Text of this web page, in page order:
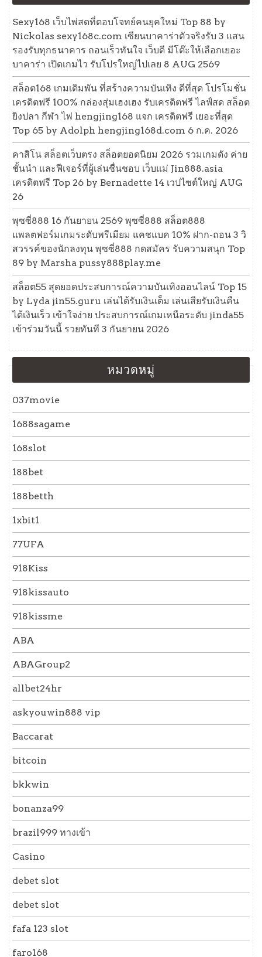
Sexy168 เว็บไพ่สดที่ตอบโจทย์คนยุคใหม่ Top 88 by
Nickolas sexy168c.com เซียนบาคาร่าตัวจริงรับ 3 แสน
รองรับทุกธนาคาร ถอนเร็วทันใจ เว็บดี มีโต๊ะให้เลือกเยอะ
บาคาร่า เปิดเกมไว รับโปรใหญ่ไปเลย 8 AUG 2569
สล็อต168 เกมเดิมพัน ที่สร้างความบันเทิง ดีที่สุด โปรโมชั่น
เครดิตฟรี 100% กล่องสุ่มเฮงเฮง รับเครดิตฟรี ไลฟ์สด สล็อต
ยิงปลา กีฬา ไพ่ hengjing168 แจก เครดิตฟรี เยอะที่สุด
Top 65 by Adolph hengjing168d.com 6 ก.ค. 2026
คาสิโน สล็อตเว็บตรง สล็อตยอดนิยม 2026 รวมเกมดัง ค่าย
ชั้นนำ และฟีเจอร์ที่ผู้เล่นชื่นชอบ เว็บแม่ Jin888.asia
เครดิตฟรี Top 26 by Bernadette 14 เวปไซต์ใหญ่ AUG
26
พุซซี่888 16 กันยายน 2569 พุซซี่888 สล็อต888
แพลตฟอร์มเกมระดับพรีเมียม แคชแบค 10% ฝาก-ถอน 3 วิ
สวรรค์ของนักลงทุน พุซซี่888 กดสมัคร รับความสนุก Top
89 by Marsha pussy888play.me
สล็อต55 สุดยอดประสบการณ์ความบันเทิงออนไลน์ Top 15
by Lyda jin55.guru เล่นได้รับเงินเต็ม เล่นเสียรับเงินคืน
ได้เงินเร็ว เข้าใจง่าย ประสบการณ์เกมเหนือระดับ jinda55
เข้าร่วมวันนี้ รวยทันที 3 กันยายน 2026
หมวดหมู่
037movie
1688sagame
168slot
188bet
188betth
1xbit1
77UFA
918Kiss
918kissauto
918kissme
ABA
ABAGroup2
allbet24hr
askyouwin888 vip
Baccarat
bitcoin
bkkwin
bonanza99
brazil999 ทางเข้า
Casino
debet slot
debet slot
fafa 123 slot
faro168